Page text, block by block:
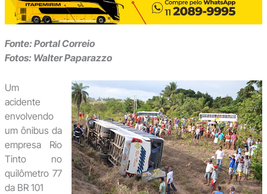
Fonte: Portal Correio
Fotos: Walter Paparazzo
Um
acidente
envolvendo
um ônibus da
empresa Rio
Tinto no
quilômetro 77
da BR 101